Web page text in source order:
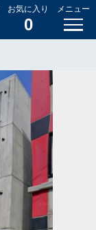
お気に入り
0
メニュー